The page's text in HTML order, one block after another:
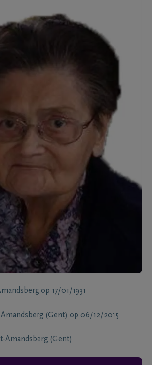
op 17/01/1931
(Gent) op 06/12/2015
Amandsberg (Gent)